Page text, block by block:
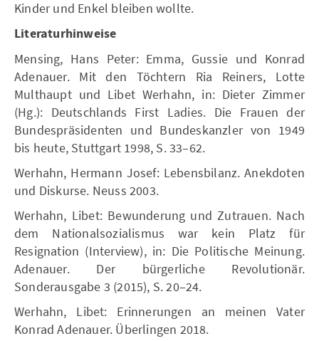
Kinder und Enkel bleiben wollte.
Literaturhinweise
Mensing, Hans Peter: Emma, Gussie und Konrad
Adenauer. Mit den Töchtern Ria Reiners, Lotte
Multhaupt und Libet Werhahn, in: Dieter Zimmer
(Hg.): Deutschlands First Ladies. Die Frauen der
Bundespräsidenten und Bundeskanzler von 1949
bis heute, Stuttgart 1998, S. 33–62.
Werhahn, Hermann Josef: Lebensbilanz. Anekdoten
und Diskurse. Neuss 2003.
Werhahn, Libet: Bewunderung und Zutrauen. Nach
dem Nationalsozialismus war kein Platz für
Resignation (Interview), in: Die Politische Meinung.
Adenauer. Der bürgerliche Revolutionär.
Sonderausgabe 3 (2015), S. 20–24.
Werhahn, Libet: Erinnerungen an meinen Vater
Konrad Adenauer. Überlingen 2018.